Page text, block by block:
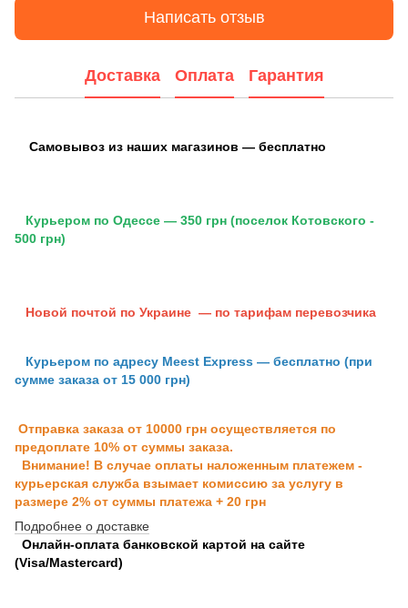
Написать отзыв
Доставка Оплата Гарантия
Самовывоз из наших магазинов — бесплатно
Курьером по Одессе — 350 грн (поселок Котовского -
500 грн)
Новой почтой по Украине — по тарифам перевозчика
Курьером по адресу Meest Express — бесплатно (при
сумме заказа от 15 000 грн)
Отправка заказа от 10000 грн осуществляется по
предоплате 10% от суммы заказа.
Внимание! В случае оплаты наложенным платежем -
курьерская служба взымает комиссию за услугу в
размере 2% от суммы платежа + 20 грн
Подробнее о доставке
Онлайн-оплата банковской картой на сайте
(Visa/Mastercard)